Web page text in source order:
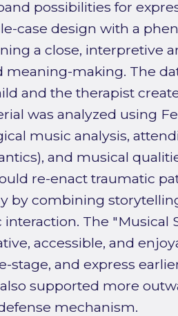
possibilities for
case design with a
a close, interpretive
meaning-making. The
and the therapist
was analyzed using
music analysis,
and musical
re-enact traumatic
by combining
The "Musical
accessible, and
stage, and express
supported more
mechanism.